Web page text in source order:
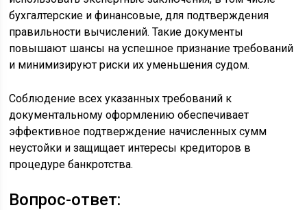
бухгалтерские и финансовые, для подтверждения
правильности вычислений. Такие документы
повышают шансы на успешное признание требований
и минимизируют риски их уменьшения судом.
Соблюдение всех указанных требований к
документальному оформлению обеспечивает
эффективное подтверждение начисленных сумм
неустойки и защищает интересы кредиторов в
процедуре банкротства.
Вопрос-ответ: